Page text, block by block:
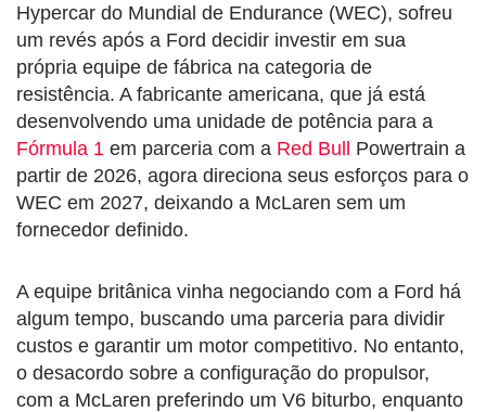
Hypercar do Mundial de Endurance (WEC), sofreu
um revés após a Ford decidir investir em sua
própria equipe de fábrica na categoria de
resistência. A fabricante americana, que já está
desenvolvendo uma unidade de potência para a
Fórmula 1 em parceria com a Red Bull Powertrain a
partir de 2026, agora direciona seus esforços para o
WEC em 2027, deixando a McLaren sem um
fornecedor definido.
A equipe britânica vinha negociando com a Ford há
algum tempo, buscando uma parceria para dividir
custos e garantir um motor competitivo. No entanto,
o desacordo sobre a configuração do propulsor,
com a McLaren preferindo um V6 biturbo, enquanto